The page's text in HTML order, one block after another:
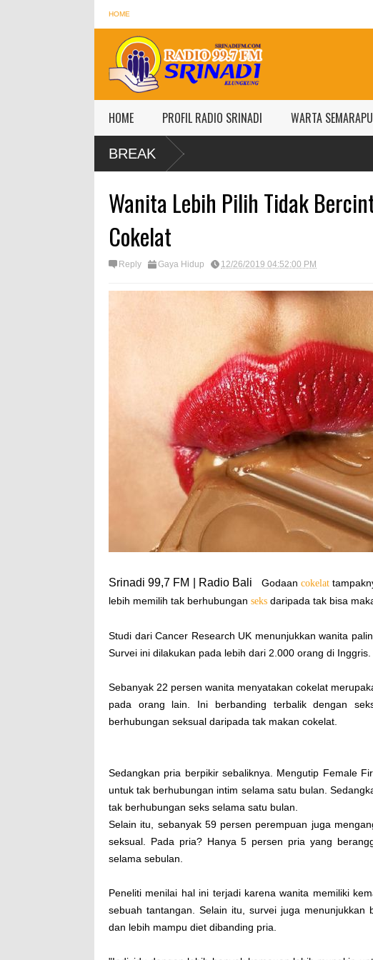
HOME
HOME PROFIL RADIO SRINADI WARTA
BREAK
Wanita Lebih Pilih Tidak
Cokelat
Reply Gaya Hidup 12/26/2019 04:52:00 PM
Srinadi 99,7 FM | Radio Bali Godaancokelat
lebih memilih tak berhubungan seks daripada tak bisa
Studi dari Cancer Research UK menunjukkan wanita
Survei ini dilakukan pada lebih dari 2.000 orang di Inggris.
Sebanyak 22 persen wanita menyatakan cokelat
pada orang lain. Ini berbanding terbalik dengan
berhubungan seksual daripada tak makan cokelat.
Sedangkan pria berpikir sebaliknya. Mengutip Female
untuk tak berhubungan intim selama satu bulan.
tak berhubungan seks selama satu bulan.
Selain itu, sebanyak 59 persen perempuan juga
seksual. Pada pria? Hanya 5 persen pria yang
selama sebulan.
Peneliti menilai hal ini terjadi karena wanita memiliki
sebuah tantangan. Selain itu, survei juga
dan lebih mampu diet dibanding pria.